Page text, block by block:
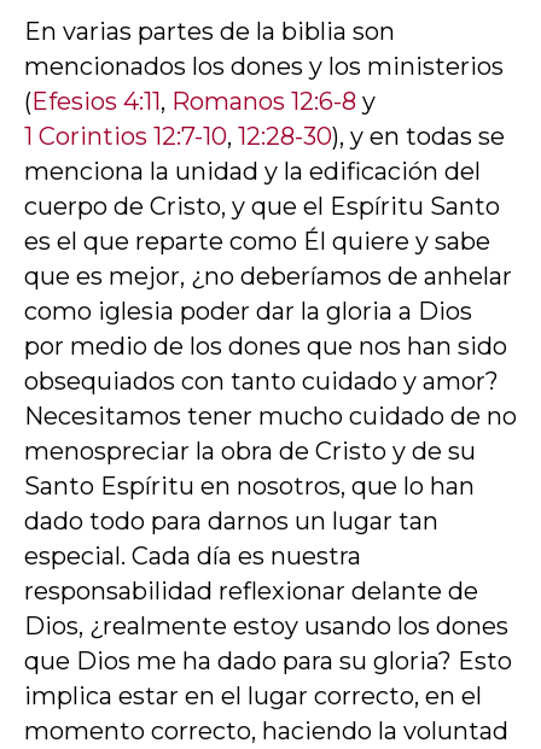
En varias partes de la biblia son
mencionados los dones y los ministerios
(Efesios 4:11, Romanos 12:6-8 y
1 Corintios 12:7-10, 12:28-30), y en todas se
menciona la unidad y la edificación del
cuerpo de Cristo, y que el Espíritu Santo
es el que reparte como Él quiere y sabe
que es mejor, ¿no deberíamos de anhelar
como iglesia poder dar la gloria a Dios
por medio de los dones que nos han sido
obsequiados con tanto cuidado y amor?
Necesitamos tener mucho cuidado de no
menospreciar la obra de Cristo y de su
Santo Espíritu en nosotros, que lo han
dado todo para darnos un lugar tan
especial. Cada día es nuestra
responsabilidad reflexionar delante de
Dios, ¿realmente estoy usando los dones
que Dios me ha dado para su gloria? Esto
implica estar en el lugar correcto, en el
momento correcto, haciendo la voluntad